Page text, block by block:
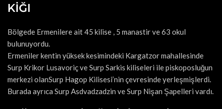
KİĞI
Bölgede Ermenilere ait 45 kilise , 5 manastir ve 63 okul
bulunuyordu.
Ermeniler kentin yüksek kesimindeki Kargatzor mahallesinde
Surp Krikor Lusavoriç ve Surp Sarkis kiliseleri ile piskoposluğun
merkezi olanSurp Hagop Kilisesi’nin çevresinde yerleşmişlerdi.
Burada ayrıca Surp Asdvadzadzin ve Surp Nişan Şapelleri vardı.